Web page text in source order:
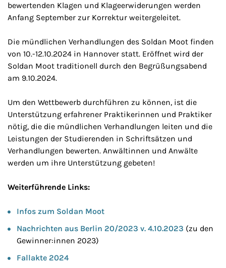
bewertenden Klagen und Klageerwiderungen werden
Anfang September zur Korrektur weitergeleitet.
Die mündlichen Verhandlungen des Soldan Moot finden
von 10.-12.10.2024 in Hannover statt. Eröffnet wird der
Soldan Moot traditionell durch den Begrüßungsabend
am 9.10.2024.
Um den Wettbewerb durchführen zu können, ist die
Unterstützung erfahrener Praktikerinnen und Praktiker
nötig, die die mündlichen Verhandlungen leiten und die
Leistungen der Studierenden in Schriftsätzen und
Verhandlungen bewerten. Anwältinnen und Anwälte
werden um ihre Unterstützung gebeten!
Weiterführende Links:
Infos zum Soldan Moot
Nachrichten aus Berlin 20/2023 v. 4.10.2023 (zu den
Gewinner:innen 2023)
Fallakte 2024